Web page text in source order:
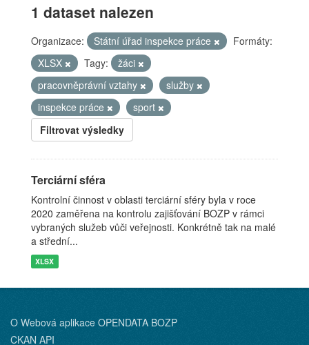
1 dataset nalezen
Organizace: Státní úřad inspekce práce
Formáty:
XLSX
Tagy:
žáci
pracovněprávní vztahy
služby
inspekce práce
sport
Filtrovat výsledky
Terciární sféra
Kontrolní činnost v oblasti terciární sféry byla v roce
2020 zaměřena na kontrolu zajišťování BOZP v rámci
vybraných služeb vůči veřejnosti. Konkrétně tak na malé
a střední...
XLSX
O Webová aplikace OPENDATA BOZP
CKAN API